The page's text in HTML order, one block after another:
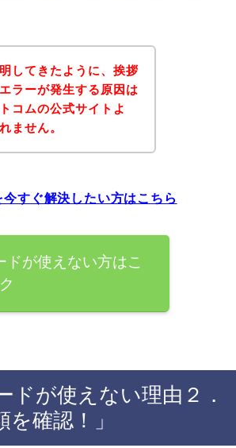
してきたように、挨拶
ラーが発生する原因は
コムの公式サイトよ
ません。
すぐ解決したい方はこちら
が使えない方はこ
が使えない理由２．
確認！」